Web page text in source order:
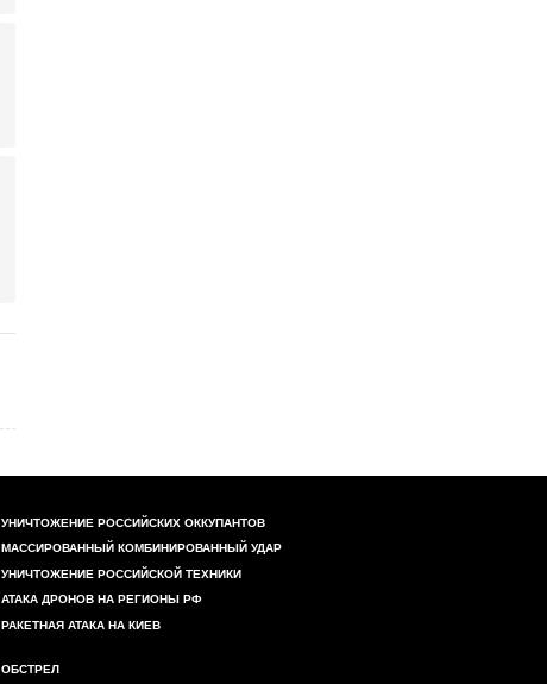
УНИЧТОЖЕНИЕ РОССИЙСКИХ ОККУПАНТОВ
МАССИРОВАННЫЙ КОМБИНИРОВАННЫЙ УДАР
УНИЧТОЖЕНИЕ РОССИЙСКОЙ ТЕХНИКИ
АТАКА ДРОНОВ НА РЕГИОНЫ РФ
РАКЕТНАЯ АТАКА НА КИЕВ
ОБСТРЕЛ